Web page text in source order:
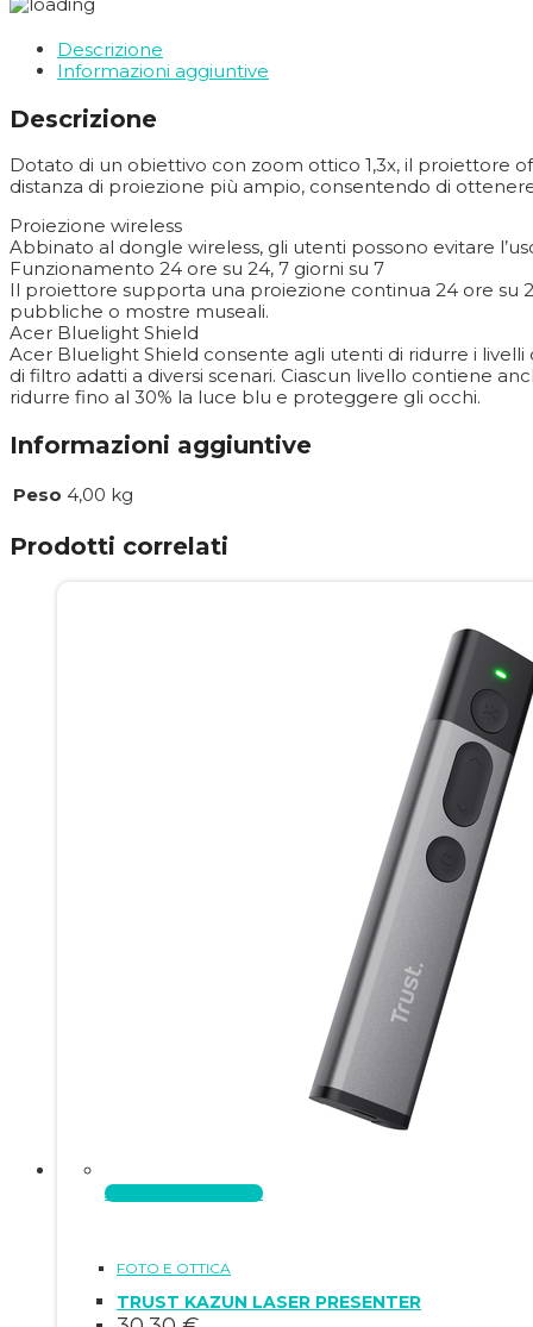
Descrizione
Informazioni aggiuntive
Descrizione
Dotato di un obiettivo con zoom ottico 1,3x, il proiettore
distanza di proiezione più ampio, consentendo di
Proiezione wireless
Abbinato al dongle wireless, gli utenti possono evitare
Funzionamento 24 ore su 24, 7 giorni su 7
Il proiettore supporta una proiezione continua 24 ore su
pubbliche o mostre museali.
Acer Bluelight Shield
Acer Bluelight Shield consente agli utenti di ridurre i
di filtro adatti a diversi scenari. Ciascun livello contiene
ridurre fino al 30% la luce blu e proteggere gli occhi.
Informazioni aggiuntive
Peso 4,00 kg
Prodotti correlati
Aggiungi al carrello
FOTO E OTTICA
TRUST KAZUN LASER PRESENTER